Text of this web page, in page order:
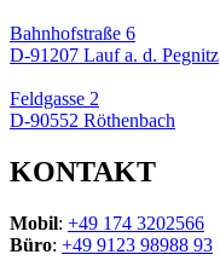
Bahnhofstraße 6
D-91207 Lauf a. d. Pegnitz
Feldgasse 2
D-90552 Röthenbach
KONTAKT
Mobil: +49 174 3202566
Büro: +49 9123 98988 93